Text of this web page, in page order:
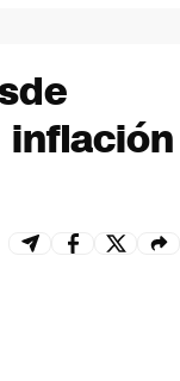
inflación